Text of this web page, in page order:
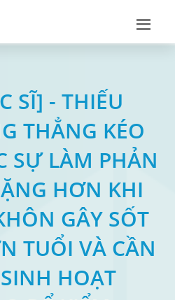
SĨ] - THIẾU
THẲNG KÉO
SỰ LÀM PHẢN
HƠN KHI
GÂY SỐT
TUỔI VÀ CẦN
HOẠT